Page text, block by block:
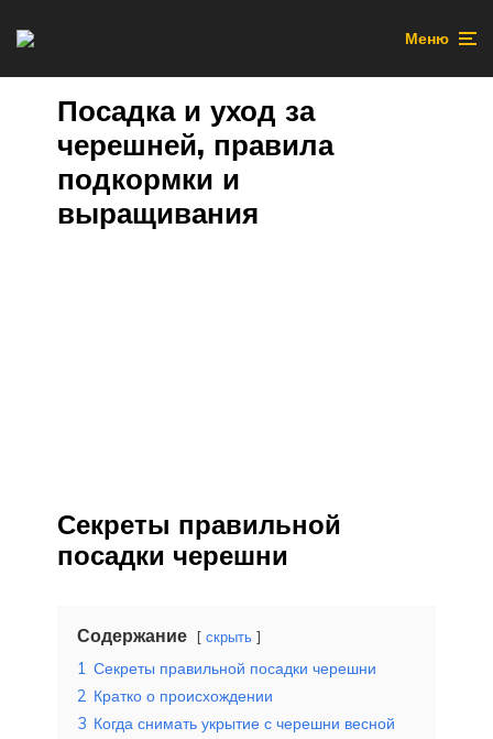
Меню
Посадка и уход за
черешней, правила
подкормки и
выращивания
Секреты правильной
посадки черешни
Содержание скрыть
1 Секреты правильной посадки черешни
2 Кратко о происхождении
3 Когда снимать укрытие с черешни весной